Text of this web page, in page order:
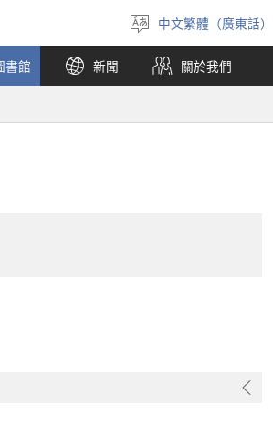
選
擇
語
言
中文繁體（廣東話）
書館 新聞 關於我們